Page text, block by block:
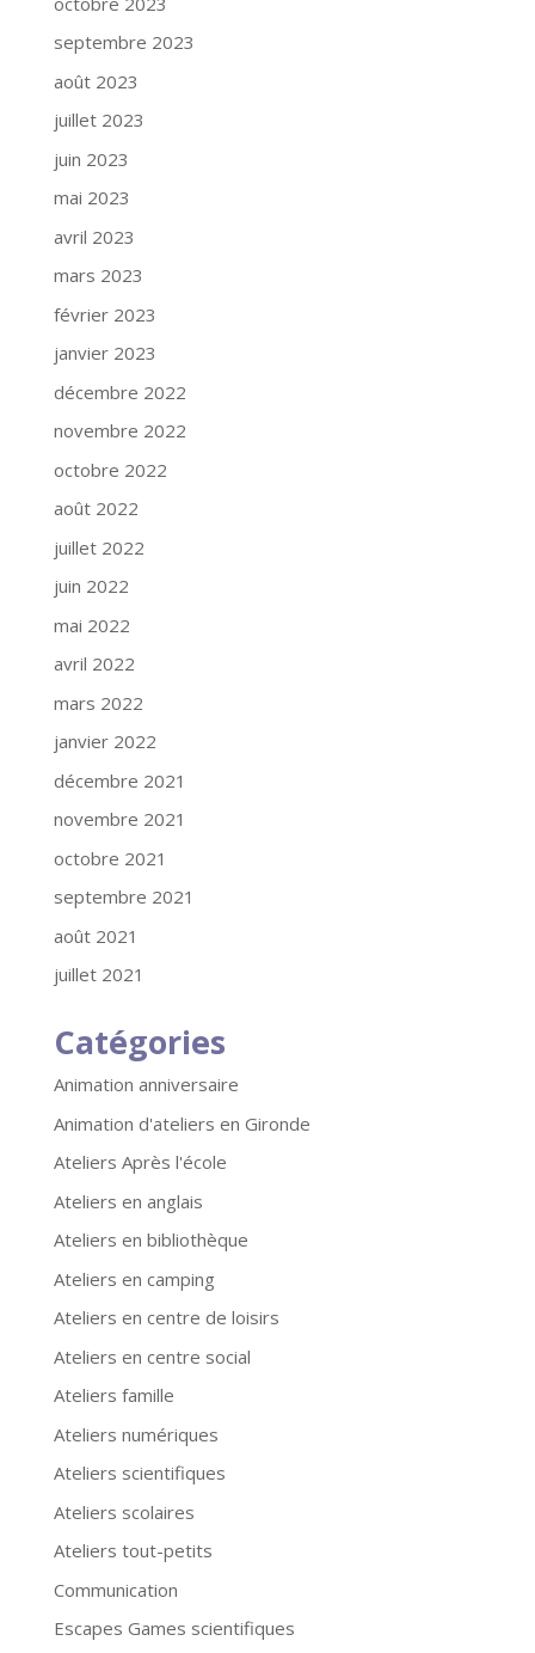
septembre 2023
août 2023
juillet 2023
juin 2023
mai 2023
avril 2023
mars 2023
février 2023
janvier 2023
décembre 2022
novembre 2022
octobre 2022
août 2022
juillet 2022
juin 2022
mai 2022
avril 2022
mars 2022
janvier 2022
décembre 2021
novembre 2021
octobre 2021
septembre 2021
août 2021
juillet 2021
Catégories
Animation anniversaire
Animation d'ateliers en Gironde
Ateliers Après l'école
Ateliers en anglais
Ateliers en bibliothèque
Ateliers en camping
Ateliers en centre de loisirs
Ateliers en centre social
Ateliers famille
Ateliers numériques
Ateliers scientifiques
Ateliers scolaires
Ateliers tout-petits
Communication
Escapes Games scientifiques